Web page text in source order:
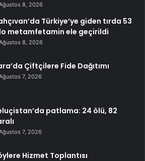
8, 2026
Türkiye’ye giden tırda 53
metamfetamin ele geçirildi
8, 2026
Çiftçilere Fide Dağıtımı
7, 2026
patlama: 24 ölü, 82
7, 2026
Hizmet Toplantısı